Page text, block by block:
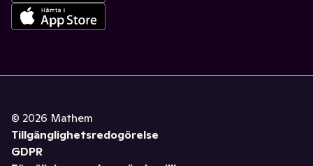
© 2026 Mathem
Tillgänglighetsredogörelse
GDPR